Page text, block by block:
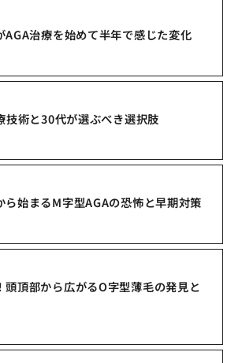
AGA治療を始めて半年で感じた変化
技術と30代が選ぶべき選択肢
ら始まるM字型AGAの恐怖と早期対策
頭頂部から広がるO字型薄毛の発見と